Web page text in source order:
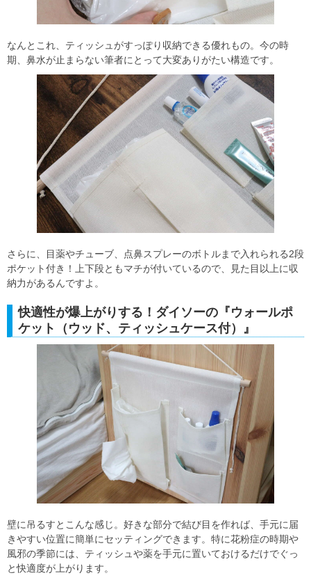
なんとこれ、ティッシュがすっぽり収納できる優れもの。今の時
期、鼻水が止まらない筆者にとって大変ありがたい構造です。
さらに、目薬やチューブ、点鼻スプレーのボトルまで入れられる2段
ポケット付き！上下段ともマチが付いているので、見た目以上に収
納力があるんですよ。
快適性が爆上がりする！ダイソーの『ウォールポ
ケット（ウッド、ティッシュケース付）』
壁に吊るすとこんな感じ。好きな部分で結び目を作れば、手元に届
きやすい位置に簡単にセッティングできます。特に花粉症の時期や
風邪の季節には、ティッシュや薬を手元に置いておけるだけでぐっ
と快適度が上がります。